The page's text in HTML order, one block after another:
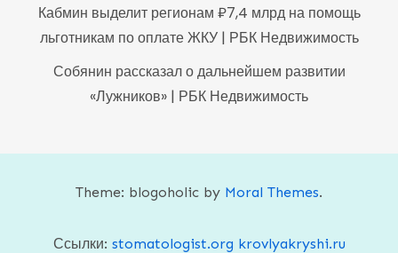
Кабмин выделит регионам ₽7,4 млрд на помощь
льготникам по оплате ЖКУ | РБК Недвижимость
Собянин рассказал о дальнейшем развитии
«Лужников» | РБК Недвижимость
Theme: blogoholic by Moral Themes.
Ссылки: stomatologist.org krovlyakryshi.ru